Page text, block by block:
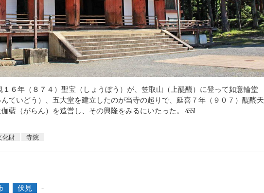
６年（８７４）聖宝（しょうぼう）が、笠取山（上醍醐）に登って如意輪堂
んていどう）、五大堂を建立したのが当寺の起りで、延喜７年（９０７）醍醐天
藍（がらん）を造営し、その興隆をみるにいたった。 4551
化財 寺院
伏見 -